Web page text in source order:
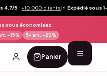
4,7/5 · +10 000 clients|⚡ Expédié sous
vous économisez :
-15% 5+ art. -20%
Panier